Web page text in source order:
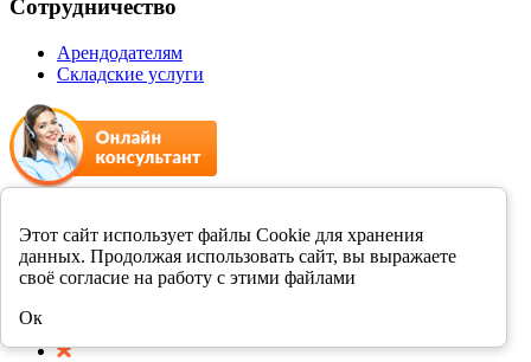
Этот сайт использует файлы Cookie для хранения
данных. Продолжая использовать сайт, вы выражаете
своё согласие на работу с этими файлами
Ок
Сотрудничество
Арендодателям
Складские услуги
+7 8412 231989
Мы в соцсетях